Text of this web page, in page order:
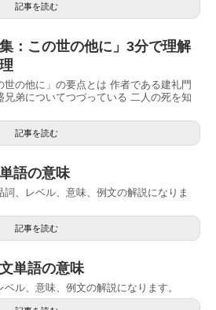
記事を読む
：この世の他に」3分で理解
世の他に」の要点とは 作者である建礼門
弟についてつづっている 二人の死を知
記事を読む
語の意味
、レベル、意味、例文の解説になりま
記事を読む
単語の意味
ル、意味、例文の解説になります。